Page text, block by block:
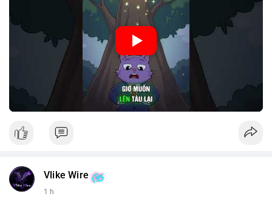
Nguồn: Cú Thông Thái
Vlike Wire
1 h